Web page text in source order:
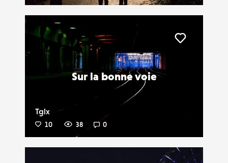
Sur la bonne voie
Tglx
10 38 0